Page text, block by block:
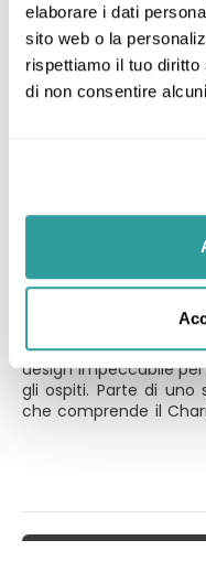
elaborare i dati
sito web o la
rispettiamo il tuo
di non consentire
SELECTED
Charmillion
Sharm El Sheikh
ALL INCLUSIVE
3 Nabq Bay,
Il Charmillion Gardens
famiglie, situato nella
Sheikh. Il resort
design impeccabile
gli ospiti. Parte di uno
che comprende il
immergersi nella
all'occhiello del
gamma di
adulti che ai bambini.
il potenziale per